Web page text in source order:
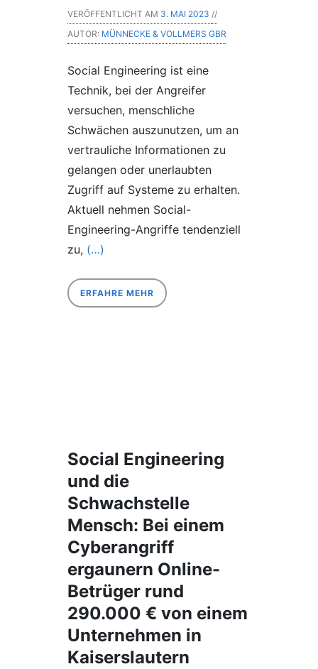
VERÖFFENTLICHT AM 3. MAI 2023 //
AUTOR: MÜNNECKE & VOLLMERS GBR
Social Engineering ist eine
Technik, bei der Angreifer
versuchen, menschliche
Schwächen auszunutzen, um an
vertrauliche Informationen zu
gelangen oder unerlaubten
Zugriff auf Systeme zu erhalten.
Aktuell nehmen Social-
Engineering-Angriffe tendenziell
zu, (…)
ERFAHRE MEHR
Social Engineering
und die
Schwachstelle
Mensch: Bei einem
Cyberangriff
ergaunern Online-
Betrüger rund
290.000 € von einem
Unternehmen in
Kaiserslautern